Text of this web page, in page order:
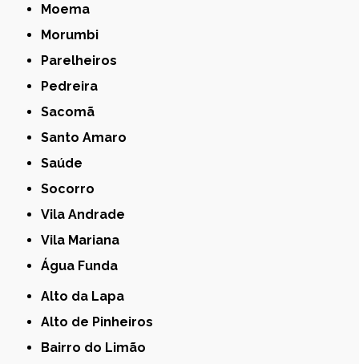
Moema
Morumbi
Parelheiros
Pedreira
Sacomã
Santo Amaro
Saúde
Socorro
Vila Andrade
Vila Mariana
Água Funda
Alto da Lapa
Alto de Pinheiros
Bairro do Limão